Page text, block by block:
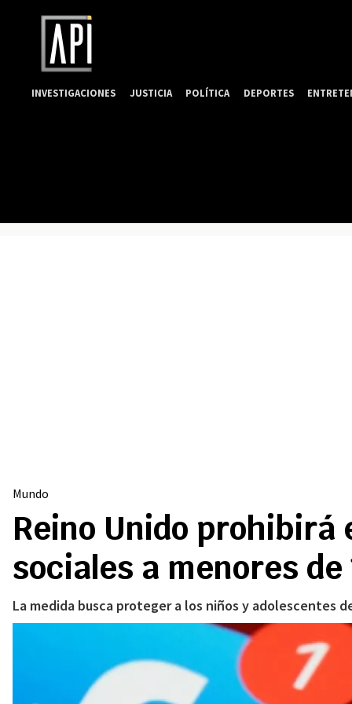
Mundo
Reino Unido
sociales a menores de
La medida busca proteger a los niños y adolescentes
INVESTIGACIONES JUSTICIA POLÍTICA DEPORTES